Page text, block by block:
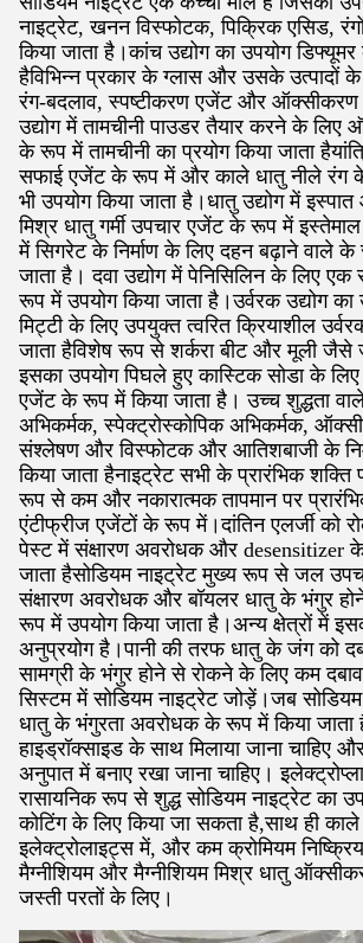
नाइट्रेट, खनन विस्फोटक, पिक्रिक एसिड,
किया जाता है।कांच उद्योग का उपयोग
हैविभिन्न प्रकार के ग्लास और उसके उत्पादों
रंग-बदलाव, स्पष्टीकरण एजेंट और ऑक्सीकरण
उद्योग में तामचीनी पाउडर तैयार करने के
के रूप में तामचीनी का प्रयोग किया जाता
सफाई एजेंट के रूप में और काले धातु नीले रंग के
भी उपयोग किया जाता है।धातु उद्योग में
मिश्र धातु गर्मी उपचार एजेंट के रूप में इस्तेमाल
में सिगरेट के निर्माण के लिए दहन बढ़ाने वाले
जाता है। दवा उद्योग में पेनिसिलिन के लिए
रूप में उपयोग किया जाता है।उर्वरक उद्योग का
मिट्टी के लिए उपयुक्त त्वरित क्रियाशील
जाता हैविशेष रूप से शर्करा बीट और मूली
इसका उपयोग पिघले हुए कास्टिक सोडा के लिए
एजेंट के रूप में किया जाता है। उच्च शुद्धता
अभिकर्मक, स्पेक्ट्रोस्कोपिक अभिकर्मक,
संश्लेषण और विस्फोटक और आतिशबाजी के
किया जाता हैनाइट्रेट सभी के प्रारंभिक शक्ति
रूप से कम और नकारात्मक तापमान पर
एंटीफ्रीज एजेंटों के रूप में।दांतिन एलर्जी को
पेस्ट में संक्षारण अवरोधक और desensitizer
जाता हैसोडियम नाइट्रेट मुख्य रूप से जल
संक्षारण अवरोधक और बॉयलर धातु के भंगुर
रूप में उपयोग किया जाता है।अन्य क्षेत्रों में
अनुप्रयोग है।पानी की तरफ धातु के जंग को
सामग्री के भंगुर होने से रोकने के लिए कम
सिस्टम में सोडियम नाइट्रेट जोड़ें।जब
धातु के भंगुरता अवरोधक के रूप में किया जाता
हाइड्रॉक्साइड के साथ मिलाया जाना चाहिए
अनुपात में बनाए रखा जाना चाहिए।
रासायनिक रूप से शुद्ध सोडियम नाइट्रेट का
कोटिंग के लिए किया जा सकता है,साथ ही काले
इलेक्ट्रोलाइट्स में, और कम क्रोमियम
मैग्नीशियम और मैग्नीशियम मिश्र धातु
जस्ती परतों के लिए।